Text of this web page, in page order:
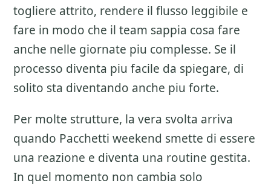
togliere attrito, rendere il flusso leggibile e
fare in modo che il team sappia cosa fare
anche nelle giornate piu complesse. Se il
processo diventa piu facile da spiegare, di
solito sta diventando anche piu forte.
Per molte strutture, la vera svolta arriva
quando Pacchetti weekend smette di essere
una reazione e diventa una routine gestita.
In quel momento non cambia solo